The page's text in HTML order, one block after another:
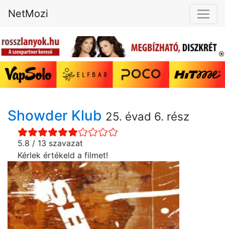
NetMozi
Showder Klub 25. évad 6. rész
5.8 / 13 szavazat
Kérlek értékeld a filmet!